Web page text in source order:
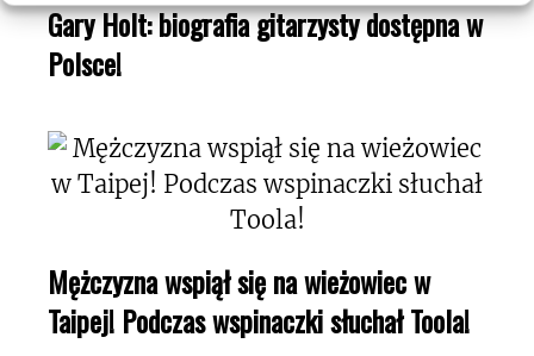
Gary Holt: biografia gitarzysty dostępna w
Polsce!
Mężczyzna wspiął się na wieżowiec w
Taipej! Podczas wspinaczki słuchał Toola!